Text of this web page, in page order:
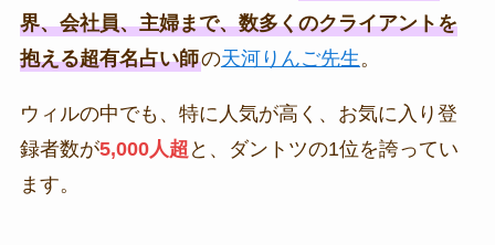
界、会社員、主婦まで、数多くのクライアントを
抱える超有名占い師の天河りんご先生 。
ウィルの中でも、特に人気が高く、お気に入り登
録者数が5,000人超 と、ダントツの1位を誇ってい
ます。